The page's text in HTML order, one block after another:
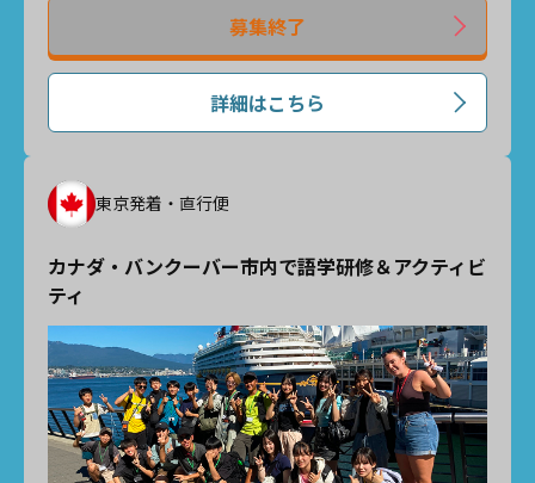
募集終了
詳細はこちら
東京発着・直行便
カナダ・バンクーバー市内で語学研修＆アクティビ
ティ